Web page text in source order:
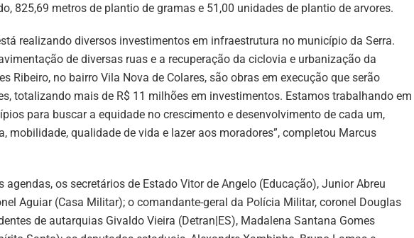
825,69 metros de plantio de gramas e 51,00 unidades de plantio de arvores.
realizando diversos investimentos em infraestrutura no município da Serra.
de diversas ruas e a recuperação da ciclovia e urbanização da
Ribeiro, no bairro Vila Nova de Colares, são obras em execução que serão
totalizando mais de R$ 11 milhões em investimentos. Estamos trabalhando em
para buscar a equidade no crescimento e desenvolvimento de cada um,
mobilidade, qualidade de vida e lazer aos moradores”, completou Marcus
agendas, os secretários de Estado Vitor de Angelo (Educação), Junior Abreu
Aguiar (Casa Militar); o comandante-geral da Polícia Militar, coronel Douglas
de autarquias Givaldo Vieira (Detran|ES), Madalena Santana Gomes